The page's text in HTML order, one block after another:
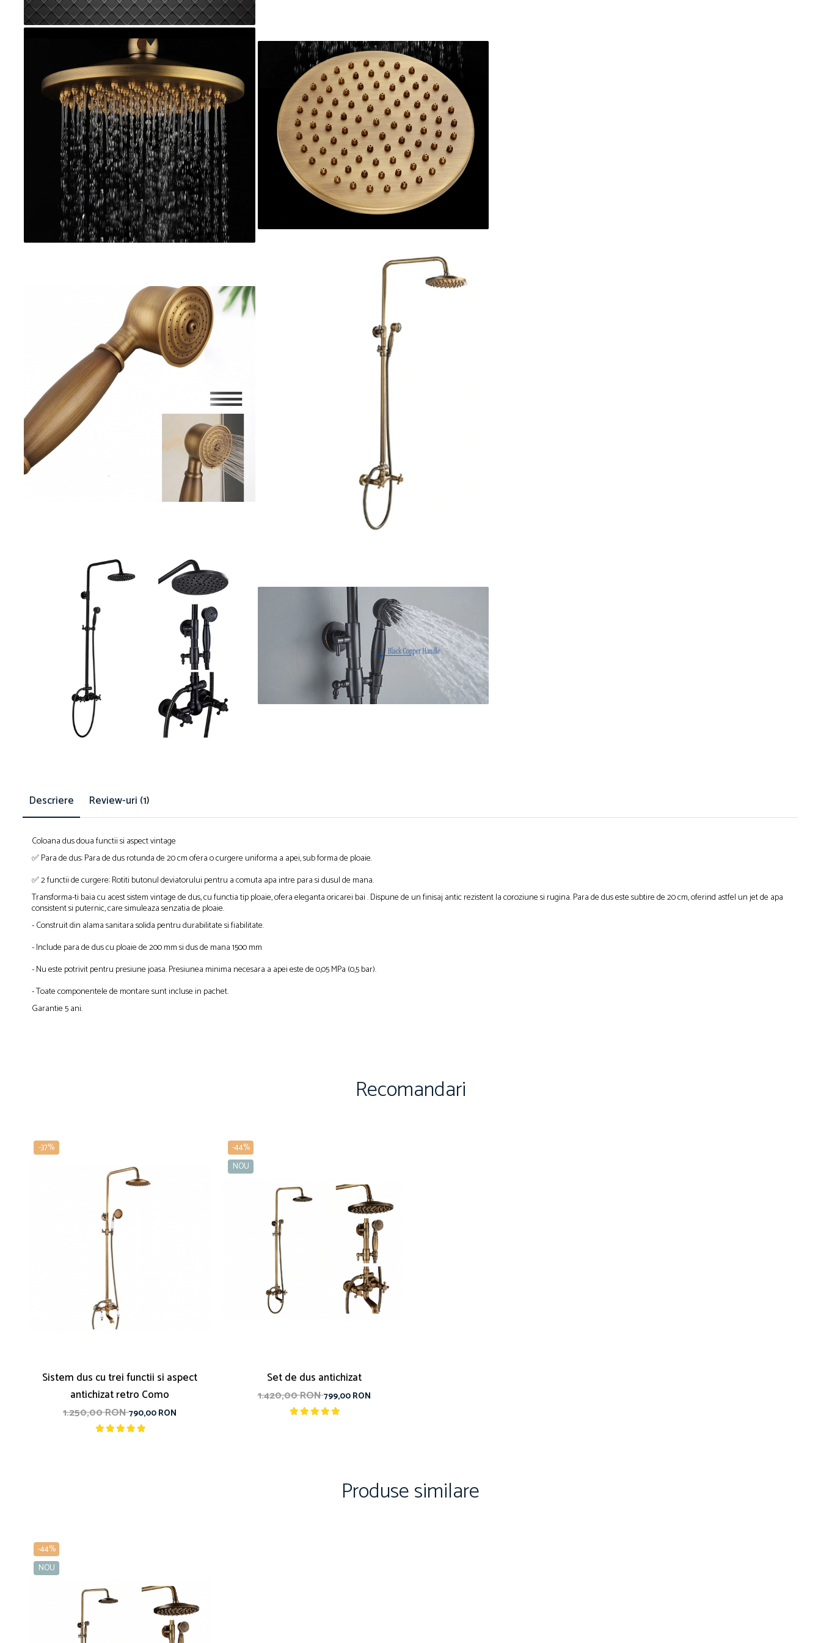
Descriere Review-uri (1)
Coloana dus doua functii si aspect vintage
✅ Para de dus: Para de dus rotunda de 20 cm ofera o curgere uniforma a apei, sub forma de ploaie.
✅ 2 functii de curgere: Rotiti butonul deviatorului pentru a comuta apa intre para si dusul de mana.
Transforma-ti baia cu acest sistem vintage de dus, cu functia tip ploaie, ofera eleganta oricarei bai . Dispune de un finisaj antic rezistent la coroziune si rugina. Para de dus este subtire de 20 cm, oferind astfel un jet de apa
consistent si puternic, care simuleaza senzatia de ploaie.
- Construit din alama sanitara solida pentru durabilitate si fiabilitate.
- Include para de dus cu ploaie de 200 mm si dus de mana 1500 mm
- Nu este potrivit pentru presiune joasa. Presiunea minima necesara a apei este de 0,05 MPa (0,5 bar).
- Toate componentele de montare sunt incluse in pachet.
Garantie 5 ani.
Recomandari
-37%
Sistem dus cu trei functii si aspect
antichizat retro Como
1.250,00 RON790,00 RON
-44%
NOU
Set de dus antichizat
1.420,00 RON799,00 RON
Produse similare
-44%
NOU